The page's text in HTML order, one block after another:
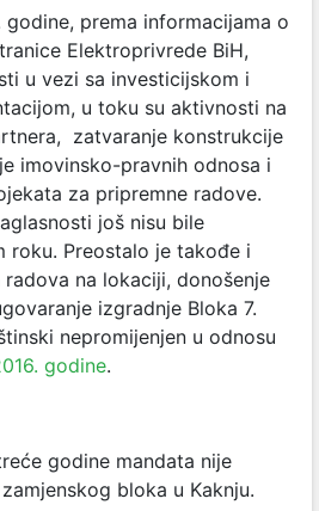
prema informacijama o
Elektroprivrede BiH,
u vezi sa investicijskom i
u toku su aktivnosti na
zatvaranje konstrukcije
imovinsko-pravnih odnosa i
za pripremne radove.
još nisu bile
roku. Preostalo je takođe i
na lokaciji, donošenje
izgradnje Bloka 7.
nepromijenjen u odnosu
godine.
godine mandata nije
bloka u Kaknju.